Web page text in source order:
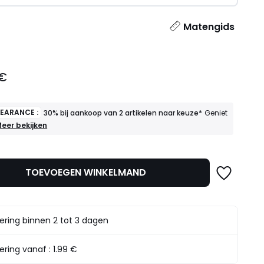
Matengids
: 30% bij aankoop van 2 artikelen naar keuze* Geniet
aankoop
naar
ervan
bekijken
TOEVOEGEN WINKELMAND
binnen 2 tot 3 dagen
vanaf :1.99 €